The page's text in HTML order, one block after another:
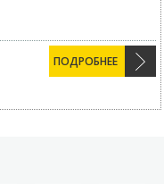
ПОДРОБНЕЕ